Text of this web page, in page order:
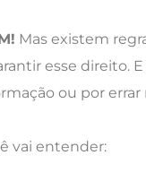
Mas existem
esse direito.
ou por
vai entender: